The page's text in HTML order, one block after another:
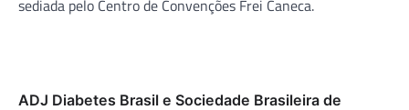
sediada pelo Centro de Convenções Frei Caneca.
ADJ Diabetes Brasil e Sociedade Brasileira de